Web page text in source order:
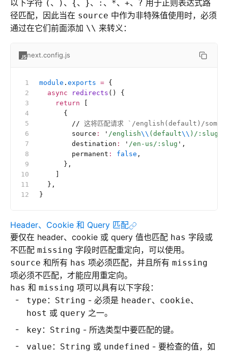
以下字符 ( 、 ) 、 { 、 }、 : 、 *、 +、 ? 用于正则表达式路
径匹配，因此当在 source 中作为非特殊值使用时，必须
通过在它们前面添加 \\ 来转义：
next.config.js
module . exports = {
  async
redirects () {
    return
      {
        //
这将匹配请求 `/english(default)/
        source
: ' /english\\ (default\\ )/:slug
        destination
: ' /en-us/:slug ' ,
        permanent
: false ,
      },
  },
}
Header、Cookie 和 Query 匹配
要仅在 header、cookie 或 query 值也匹配 has 字段或
不匹配 missing 字段时匹配重定向，可以使用。
source 和所有 has 项必须匹配，并且所有 missing
项必须不匹配，才能应用重定向。
has 和 missing 项可以具有以下字段：
type ： String - 必须是 header、 cookie、
host 或 query 之一。
key ： String - 所选类型中要匹配的键。
value ： String 或 undefined - 要检查的值，如